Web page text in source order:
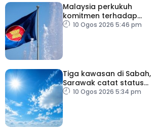
Malaysia perkukuh
komitmen terhadap
keamanan, kemakmuran
10 Ogos 2026 5:46 pm
Tiga kawasan di Sabah,
Sarawak catat status
cuaca panas
10 Ogos 2026 5:34 pm